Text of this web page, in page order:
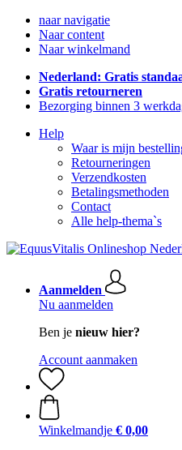
naar navigatie
Naar content
Naar winkelmand
Nederland: Gratis
Gratis retourneren
Bezorging binnen 3
Help
Waar is mijn
Retourneringen
Verzendkosten
Betalingsmethoden
Contact
Alle help-thema`s
Aanmelden
Nu aanmelden
Ben je nieuw hier?
Account aanmaken
Winkelmandje € 0,00